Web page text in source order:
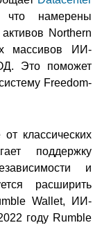
намерены
Northern
массивов ИИ-
Это поможет
Freedom-
классических
поддержку
и
расширить
Wallet, ИИ-
году Rumble